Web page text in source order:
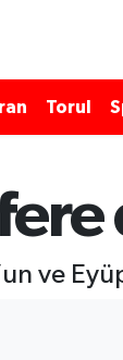
Torul
ve